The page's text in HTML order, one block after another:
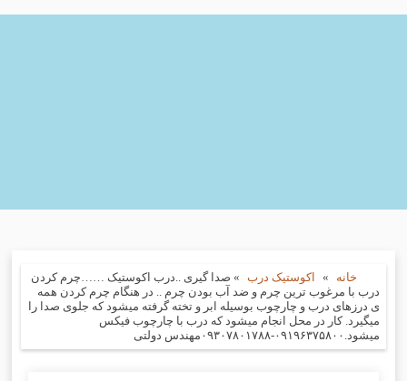
خانه » اکوستیک درب » صدا گیری ..درب اکوستیک ……چرم کردن
درب با مرغوب ترین چرم و ضد آب بودن چرم .. در هنگام چرم کردن همه
ی درزهای درب و چارچوب بوسیله ابر و تخته گرفته میشود که جلوی صدا را
میگیرد. کار در محل انجام میشود که درب با چارچوب فیکس
میشود.۰۹۱۹۶۳۷۵۸۰۰-۰۹۳۰۷۸۰۱۷۸۸مهندس دولتی